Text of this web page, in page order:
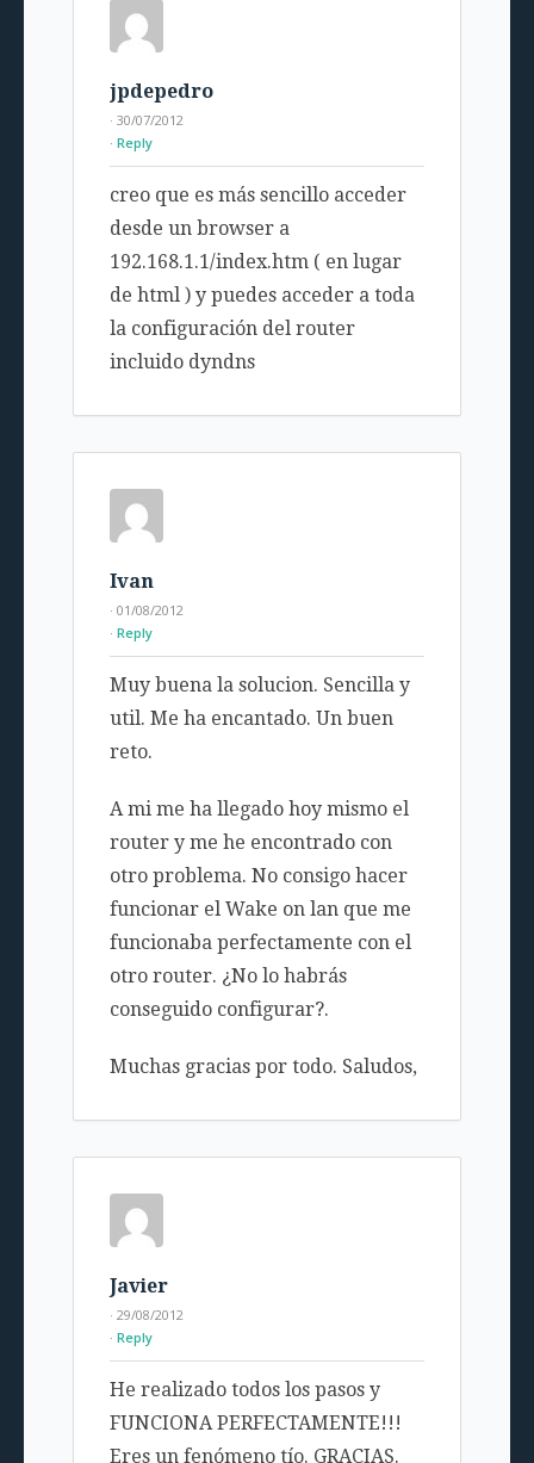
jpdepedro
· 30/07/2012
Reply
creo que es más sencillo acceder
desde un browser a
192.168.1.1/index.htm ( en lugar
de html ) y puedes acceder a toda
la configuración del router
incluido dyndns
Ivan
· 01/08/2012
Reply
Muy buena la solucion. Sencilla y
util. Me ha encantado. Un buen
reto.
A mi me ha llegado hoy mismo el
router y me he encontrado con
otro problema. No consigo hacer
funcionar el Wake on lan que me
funcionaba perfectamente con el
otro router. ¿No lo habrás
conseguido configurar?.
Muchas gracias por todo. Saludos,
Javier
· 29/08/2012
Reply
He realizado todos los pasos y
FUNCIONA PERFECTAMENTE!!!
Eres un fenómeno tío. GRACIAS.